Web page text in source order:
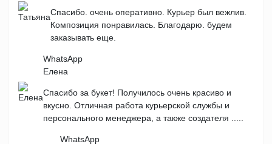
Спасибо. очень оперативно. Курьер был вежлив.
Композиция понравилась. Благодарю. будем
заказывать еще.
WhatsApp
Елена
Спасибо за букет! Получилось очень красиво и
вкусно. Отличная работа курьерской службы и
персонального менеджера, а также создателя .....
WhatsApp